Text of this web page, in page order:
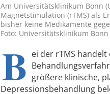
Am Universitätsklinikum Bonn
Magnetstimulation (rTMS) als
bisher keine Medikamente
Foto: Universitätsklinikum
B ei der rTMS
größere klinische,
Depressionsbehandlung